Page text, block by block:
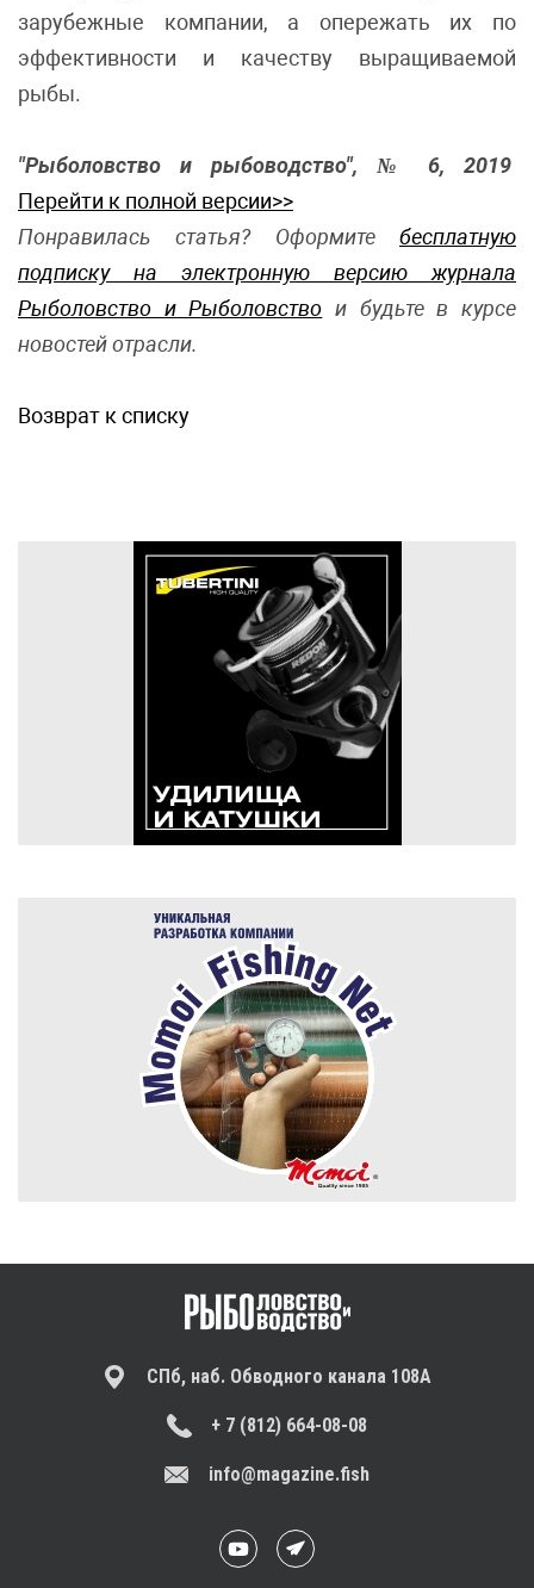
зарубежные компании, а опережать их по
эффективности и качеству выращиваемой
рыбы.
"Рыболовство и рыбоводство", № 6, 2019
Перейти к полной версии>>
Понравилась статья? Оформите бесплатную
подписку на электронную версию журнала
Рыболовство и Рыболовство и будьте в курсе
новостей отрасли.
Возврат к списку
СПб, наб. Обводного канала 108А
+ 7 (812) 664-08-08
info@magazine.fish